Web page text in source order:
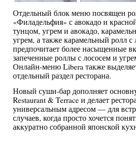
Отдельный блок меню посвящен
«Филадельфия» с авокадо и
тунцом, угрем и авокадо,
угрем, а также карамельный ролл с
предпочитает более насыщенные
запеченные роллы с лососем и
Онлайн-меню Libera также
отдельный раздел ресторана.
Новый суши-бар дополняет
Restaurant & Terrace и делает
универсальным адресом — для
случаев, когда просто хочется
аккуратно собранной японской